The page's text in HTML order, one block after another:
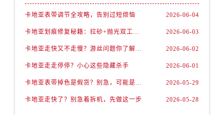
卡地亚表带调节全攻略，告别过短烦恼 2026-06-04
2026-06-03
2026-06-02
卡地亚走走停停？小心这些隐藏杀手 2026-06-01
2026-05-29
卡地亚走快了？别急着拆机，先做这一步 2026-05-28